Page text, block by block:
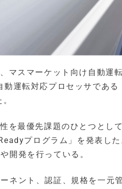
マスマーケット向け自動運
運転対応プロセッサであ
を最優先課題のひとつとし
プログラム」を発表し
開発を行っている。
ネント、認証、規格を一元